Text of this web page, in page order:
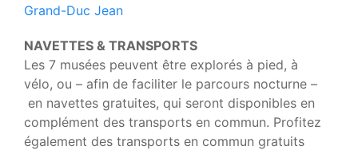
Grand-Duc Jean
NAVETTES & TRANSPORTS
Les 7 musées peuvent être explorés à pied, à
vélo, ou – afin de faciliter le parcours nocturne –
en navettes gratuites, qui seront disponibles en
complément des transports en commun. Profitez
également des transports en commun gratuits